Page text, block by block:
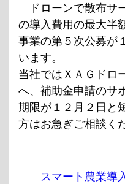
ドローンで散布サ
の導入費用の最大半
事業の第５次公募が
います。
当社ではＸＡＧドロ
へ、補助金申請のサ
期限が１２月２日と
方はお急ぎご相談く
スマート農業導